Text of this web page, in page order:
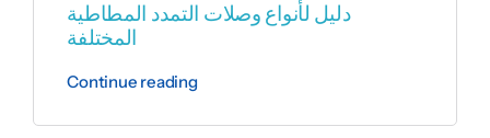
دليل لأنواع وصلات التمدد المطاطية
المختلفة
Continue reading